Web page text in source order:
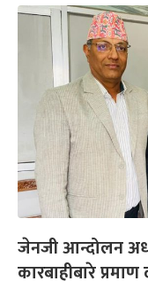
जेनजी आन्दोलन
कारबाहीबारे